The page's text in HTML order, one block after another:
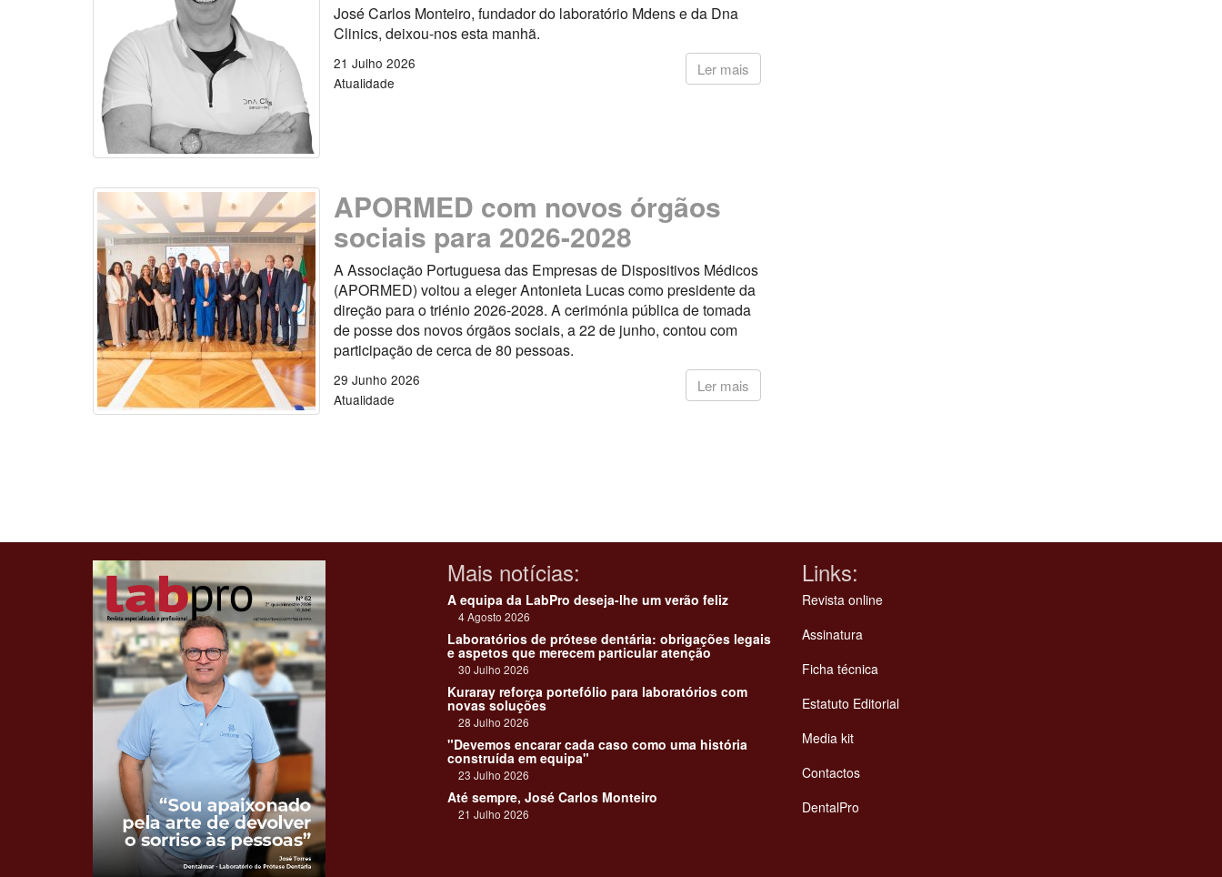
José Carlos Monteiro, fundador do laboratório Mdens e da Dna
Clinics, deixou-nos esta manhã.
Ler mais
21 Julho 2026
Atualidade
APORMED com novos órgãos
sociais para 2026-2028
A Associação Portuguesa das Empresas de Dispositivos Médicos
(APORMED) voltou a eleger Antonieta Lucas como presidente da
direção para o triénio 2026-2028. A cerimónia pública de tomada
de posse dos novos órgãos sociais, a 22 de junho, contou com
participação de cerca de 80 pessoas.
Ler mais
29 Junho 2026
Atualidade
Clique para ler
Mais notícias:
A equipa da LabPro deseja-lhe um verão feliz
4 Agosto 2026
Laboratórios de prótese dentária: obrigações legais
e aspetos que merecem particular atenção
30 Julho 2026
Kuraray reforça portefólio para laboratórios com
novas soluções
28 Julho 2026
"Devemos encarar cada caso como uma história
construída em equipa"
23 Julho 2026
Até sempre, José Carlos Monteiro
21 Julho 2026
Links:
Revista online
Assinatura
Ficha técnica
Estatuto Editorial
Media kit
Contactos
DentalPro